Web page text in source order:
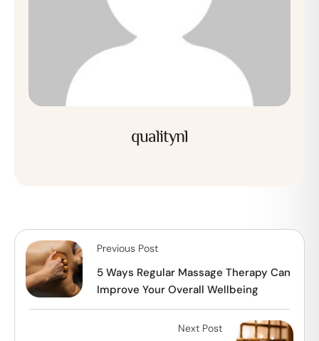
qualitynl
Previous Post
5 Ways Regular Massage Therapy Can
Improve Your Overall Wellbeing
Next Post